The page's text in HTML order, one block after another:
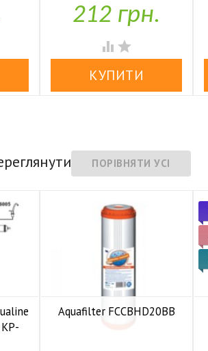
У наявності
212 грн.
 
Aquafilter FCCBHD20BB